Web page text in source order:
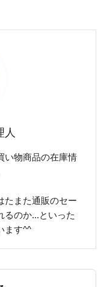
人
い物商品の在庫情
たまた通販のセー
るのか...といった
ます^^